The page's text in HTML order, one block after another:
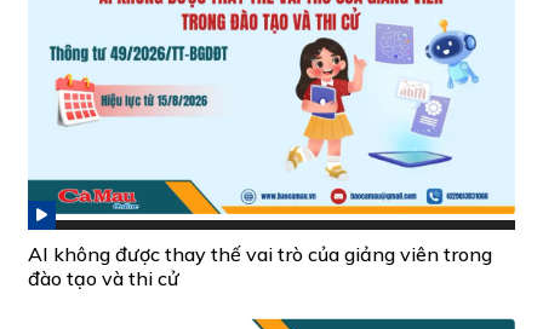
AI không được thay thế vai trò của giảng viên trong
đào tạo và thi cử